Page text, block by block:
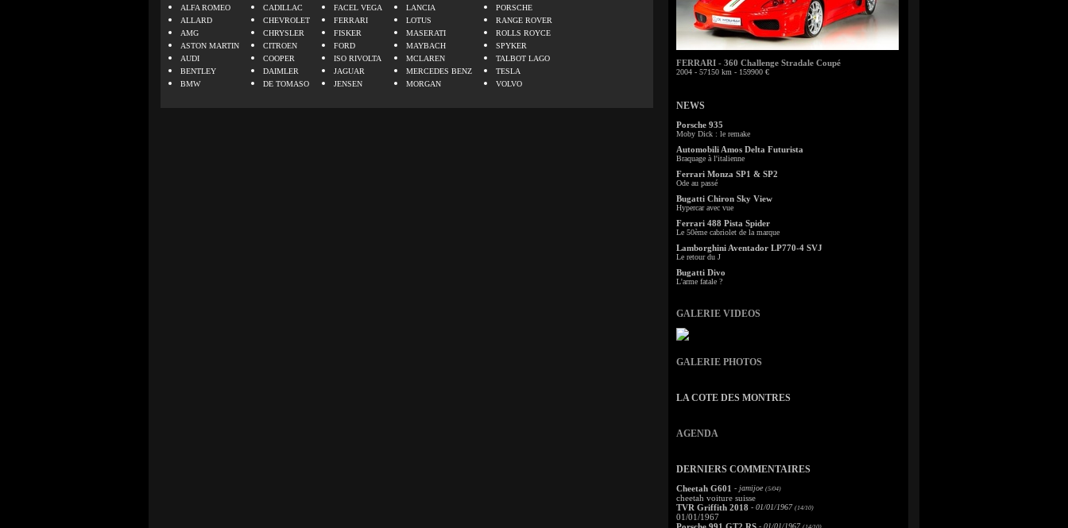
ALFA ROMEO
ALLARD
AMG
ASTON MARTIN
AUDI
BENTLEY
BMW
CADILLAC
CHEVROLET
CHRYSLER
CITROEN
COOPER
DAIMLER
DE TOMASO
FACEL VEGA
FERRARI
FISKER
FORD
ISO RIVOLTA
JAGUAR
JENSEN
LANCIA
LOTUS
MASERATI
MAYBACH
MCLAREN
MERCEDES BENZ
MORGAN
PORSCHE
RANGE ROVER
ROLLS ROYCE
SPYKER
TALBOT LAGO
TESLA
VOLVO
FERRARI - 360 Challenge Stradale Coupé
2004 - 57150 km - 159900 €
NEWS
Porsche 935
Moby Dick : le remake
Automobili Amos Delta Futurista
Braquage à l'italienne
Ferrari Monza SP1 & SP2
Ode au passé
Bugatti Chiron Sky View
Hypercar avec vue
Ferrari 488 Pista Spider
Le 50ème cabriolet de la marque
Lamborghini Aventador LP770-4 SVJ
Le retour du J
Bugatti Divo
L'arme fatale ?
GALERIE VIDEOS
GALERIE PHOTOS
LA COTE DES MONTRES
AGENDA
DERNIERS COMMENTAIRES
Cheetah G601 - jamijoe (5/04)
cheetah voiture suisse
TVR Griffith 2018 - 01/01/1967 (14/10)
01/01/1967
- 01/01/1967